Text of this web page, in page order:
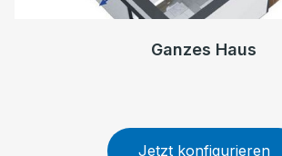
Ganzes Haus
Jetzt konfigurieren